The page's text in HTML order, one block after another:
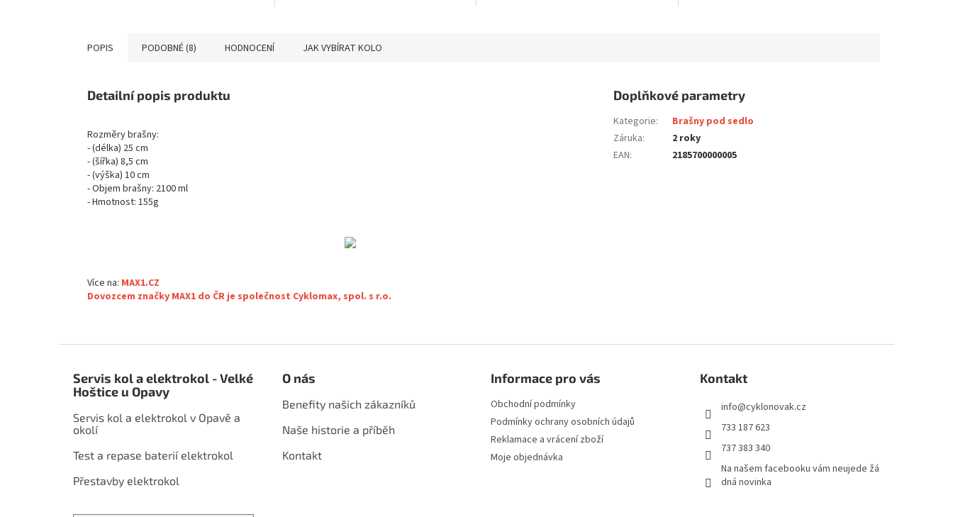
POPIS PODOBNÉ (8) HODNOCENÍ JAK VYBÍRAT KOLO
Detailní popis produktu
Rozměry brašny:
- (délka) 25 cm
- (šířka) 8,5 cm
- (výška) 10 cm
- Objem brašny: 2100 ml
- Hmotnost: 155g
Více na: MAX1.CZ
Dovozcem značky MAX1 do ČR je společnost Cyklomax, spol. s r.o.
Doplňkové parametry
Kategorie:
Brašny pod sedlo
Záruka:
2 roky
EAN: 2185700000005
Servis kol a elektrokol - Velké
Hoštice u Opavy
Servis kol a elektrokol v Opavě a
okolí
Test a repase baterií elektrokol
Přestavby elektrokol
O nás
Benefity našich zákazníků
Naše historie a příběh
Kontakt
Informace pro vás
Obchodní podmínky
Podmínky ochrany osobních údajů
Reklamace a vrácení zboží
Moje objednávka
Kontakt
info@cyklonovak.cz
733 187 623
737 383 340
Na našem facebooku vám neujede žá
dná novinka